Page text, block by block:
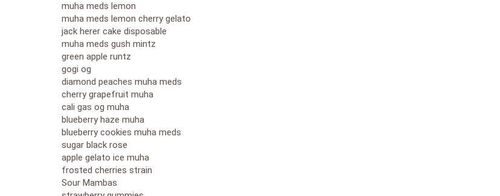
muha meds lemon
muha meds lemon cherry gelato
jack herer cake disposable
muha meds gush mintz
green apple runtz
gogi og
diamond peaches muha meds
cherry grapefruit muha
cali gas og muha
blueberry haze muha
blueberry cookies muha meds
sugar black rose
apple gelato ice muha
frosted cherries strain
Sour Mambas